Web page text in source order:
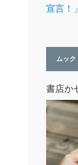
宣言！
ムック
書店か